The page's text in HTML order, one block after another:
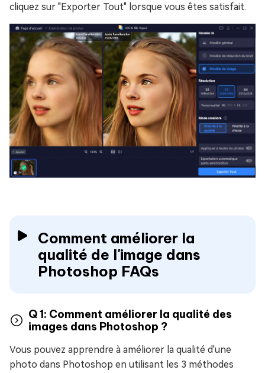
cliquez sur "Exporter Tout" lorsque vous êtes satisfait.
Comment améliorer la
qualité de l'image dans
Photoshop FAQs
Q 1: Comment améliorer la qualité des
images dans Photoshop ?
Vous pouvez apprendre à améliorer la qualité d'une
photo dans Photoshop en utilisant les 3 méthodes